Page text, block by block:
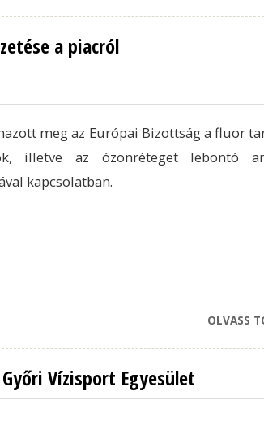
a piacról
meg az Európai Bizottság a fluor
illetve az ózonréteget lebontó
kapcsolatban.
OLVASS
Vízisport Egyesület